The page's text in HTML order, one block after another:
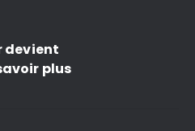
devient
plus